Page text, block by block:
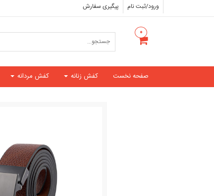
ورود/ثبت نام پیگیری سفارش
۰
صفحه نخست کفش زنانه کفش مردانه